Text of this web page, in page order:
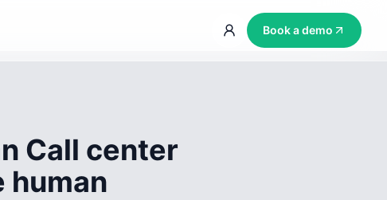
Book a demo
Call center
human